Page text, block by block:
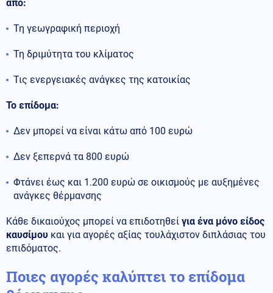
από:
Τη γεωγραφική περιοχή
Τη δριμύτητα του κλίματος
Τις ενεργειακές ανάγκες της κατοικίας
Το επίδομα:
Δεν μπορεί να είναι κάτω από 100 ευρώ
Δεν ξεπερνά τα 800 ευρώ
Φτάνει έως και 1.200 ευρώ σε οικισμούς με αυξημένες
ανάγκες θέρμανσης
Κάθε δικαιούχος μπορεί να επιδοτηθεί για ένα μόνο είδος
καυσίμου και για αγορές αξίας τουλάχιστον διπλάσιας του
επιδόματος.
Ποιες αγορές καλύπτει το επίδομα